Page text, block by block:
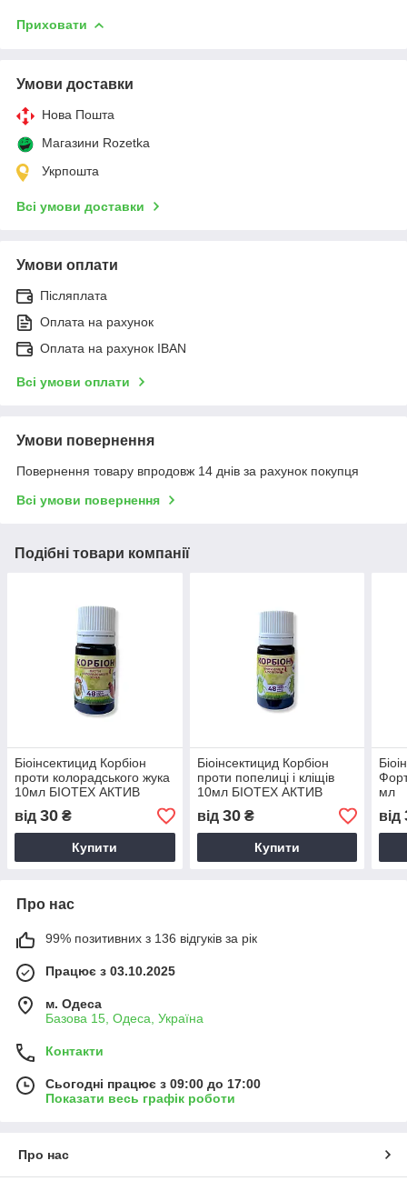
Приховати
Умови доставки
Нова Пошта
Магазини Rozetka
Укрпошта
Всі умови доставки
Умови оплати
Післяплата
Оплата на рахунок
Оплата на рахунок IBAN
Всі умови оплати
Умови повернення
Повернення товару впродовж 14 днів за рахунок покупця
Всі умови повернення
Подібні товари компанії
Біоінсектицид Корбіон
проти колорадського жука
10мл БІОТЕХ АКТИВ
від 30 ₴
Купити
Біоінсектицид Корбіон
проти попелиці і кліщів
10мл БІОТЕХ АКТИВ
від 30₴
Купити
мл
від
Про нас
99% позитивних з 136 відгуків за рік
Працює з 03.10.2025
м. Одеса
Базова 15, Одеса, Україна
Контакти
Сьогодні працює з 09:00 до 17:00
Показати весь графік роботи
Про нас